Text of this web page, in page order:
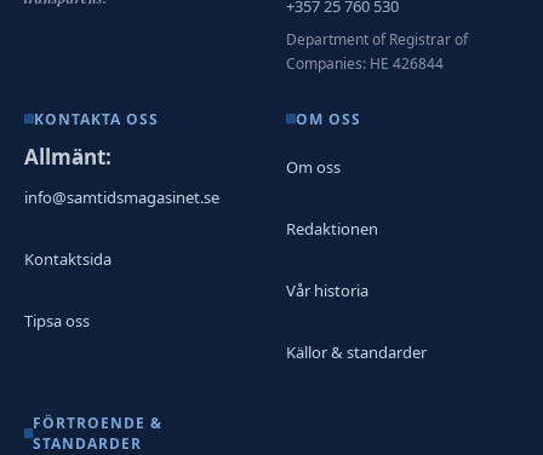
+357 25 760 530
Department of Registrar of
Companies: HE 426844
KONTAKTA OSS
Allmänt:
info@samtidsmagasinet.se
Kontaktsida
Tipsa oss
OM OSS
Om oss
Redaktionen
Vår historia
Källor & standarder
FÖRTROENDE &
STANDARDER